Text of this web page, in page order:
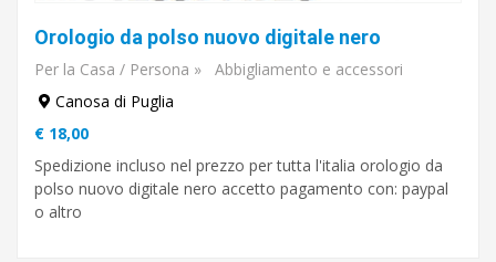
Orologio da polso nuovo digitale nero
Per la Casa / Persona »
Abbigliamento e accessori
Canosa di Puglia
€ 18,00
Spedizione incluso nel prezzo per tutta l'italia orologio da
polso nuovo digitale nero accetto pagamento con: paypal
o altro